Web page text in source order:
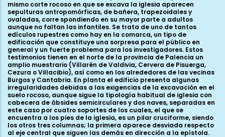
mismo corte rocoso en que se excava la iglesia aparecen
sepulturas antropomórficas, de bañera, trapezoidales y
ovaladas, corre spondiendo en su mayor parte a adultos
aunque no faltan las infantiles. Se trata de uno de tantos
edículos rupestres como hay en la comarca, un tipo de
edificación que constituye una sorpresa para el público en
general y un fuerte problema para los investigadores. Estos
testimonios tienen en el norte de la provincia de Palencia un
amplio muestrario (Villarén de Valdivia, Cervera de Pisuerga,
Cezura o Villacibio), así como en los alrededores de las vecinas
Burgos y Cantabria. En planta el edificio presenta algunas
irregularidades debidas a las exigencias de la excavación en el
suelo rocoso, aunque sigue la tipología habitual de iglesia con
cabecera de ábsides semicirculares y dos naves, separadas en
este caso por cuatro soportes de los cuales, el que se
encuentra a los pies de la iglesia, es un pilar cruciforme, siendo
los otros tres columnas; la primera aparece desviada respecto
al eje central que siguen las demás en dirección a la epístola.